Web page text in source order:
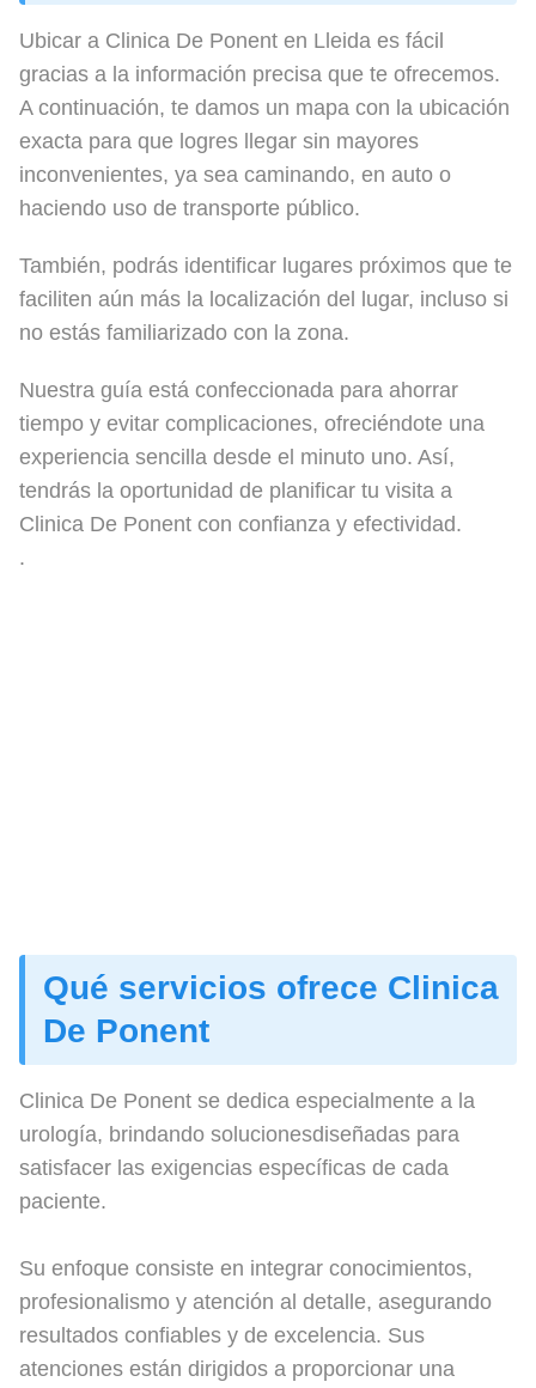
Ubicar a Clinica De Ponent en Lleida es fácil
gracias a la información precisa que te ofrecemos.
A continuación, te damos un mapa con la ubicación
exacta para que logres llegar sin mayores
inconvenientes, ya sea caminando, en auto o
haciendo uso de transporte público.
También, podrás identificar lugares próximos que te
faciliten aún más la localización del lugar, incluso si
no estás familiarizado con la zona.
Nuestra guía está confeccionada para ahorrar
tiempo y evitar complicaciones, ofreciéndote una
experiencia sencilla desde el minuto uno. Así,
tendrás la oportunidad de planificar tu visita a
Clinica De Ponent con confianza y efectividad.
.
Qué servicios ofrece Clinica
De Ponent
Clinica De Ponent se dedica especialmente a la
urología, brindando solucionesdiseñadas para
satisfacer las exigencias específicas de cada
paciente.
Su enfoque consiste en integrar conocimientos,
profesionalismo y atención al detalle, asegurando
resultados confiables y de excelencia. Sus
atenciones están dirigidos a proporcionar una